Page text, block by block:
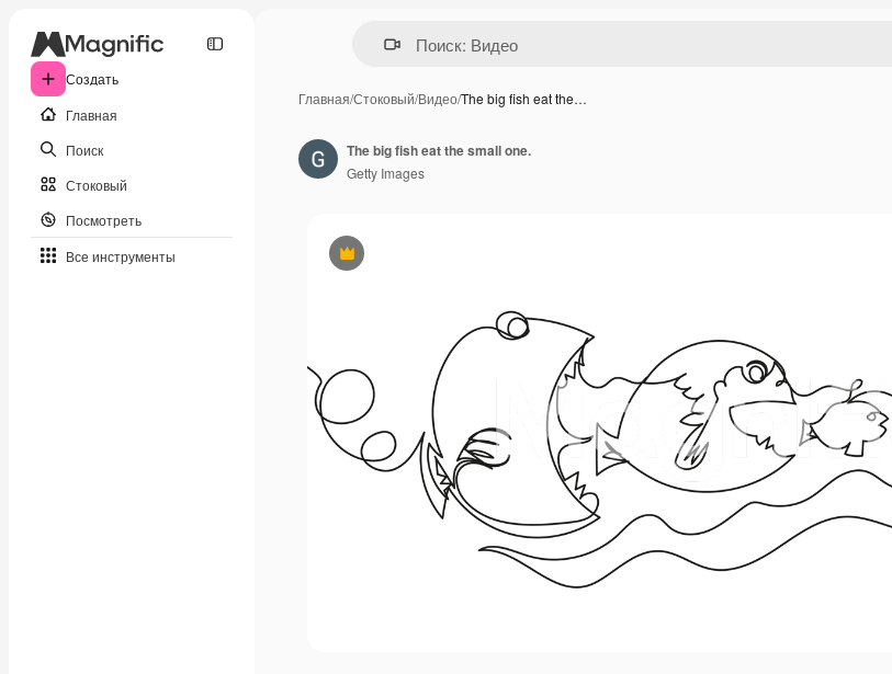
Создать
Главная
Поиск
Стоковый
Посмотреть
Все инструменты
Главная/Стоковый/Видео/The big fish eat the…
Премиум
The big fish eat the small one.
Getty Images